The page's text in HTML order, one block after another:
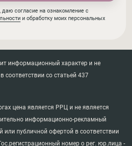
согласие на ознакомление с
и обработку моих персональных
информационный характер и не
соответствии со статьей 437
цена является РРЦ и не является
информационно-рекламный
или публичной офертой в соответствии
номер о рег. юр.лица -